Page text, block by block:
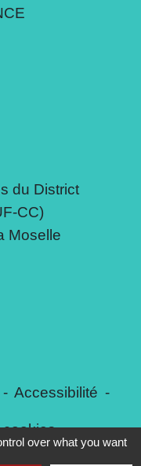
du District
CC)
Moselle
- Accessibilité -
cookies
over what you want